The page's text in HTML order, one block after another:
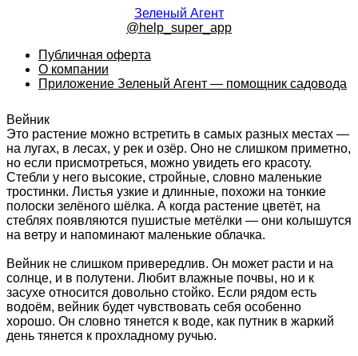
Зеленый Агент
@help_super_app
Публичная оферта
О компании
Приложение Зеленый Агент — помощник садовода
Вейник
Это растение можно встретить в самых разных местах —
на лугах, в лесах, у рек и озёр. Оно не слишком приметно,
но если присмотреться, можно увидеть его красоту.
Стебли у него высокие, стройные, словно маленькие
тростинки. Листья узкие и длинные, похожи на тонкие
полоски зелёного шёлка. А когда растение цветёт, на
стеблях появляются пушистые метёлки — они колышутся
на ветру и напоминают маленькие облачка.
Вейник не слишком привередлив. Он может расти и на
солнце, и в полутени. Любит влажные почвы, но и к
засухе относится довольно стойко. Если рядом есть
водоём, вейник будет чувствовать себя особенно
хорошо. Он словно тянется к воде, как путник в жаркий
день тянется к прохладному ручью.